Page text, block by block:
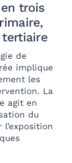
trois
tertiaire
de
implique
les
La
agit en
du